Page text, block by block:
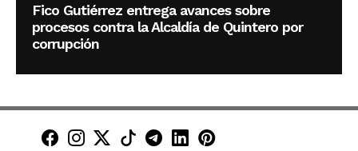
Fico Gutiérrez entrega avances sobre
procesos contra la Alcaldía de Quintero por
corrupción
Minuto30 en Facebook
Minuto30 en Instagram
Minuto30 en X (Twitter)
Minuto30 en TikTok
Canal de Minuto30 en
Minuto30 en LinkedIn
Minuto30 en